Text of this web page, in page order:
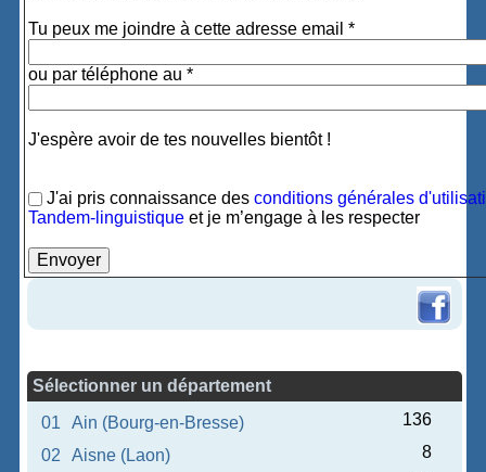
Tu peux me joindre à cette adresse email *
ou par téléphone au *
J'espère avoir de tes nouvelles bientôt !
J'ai pris connaissance desconditions générales
Tandem-linguistique et je m’engage à les respecter
Sélectionner un département
01
Ain (Bourg-en-Bresse)
136
02
Aisne (Laon)
8